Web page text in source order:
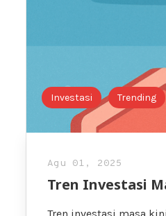
Investasi Trending
Agu 01, 2025
Tren Investasi